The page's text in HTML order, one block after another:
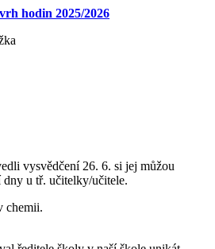
hodin 2025/2026
vysvědčení 26. 6. si jej můžou
u tř. učitelky/učitele.
chemii.